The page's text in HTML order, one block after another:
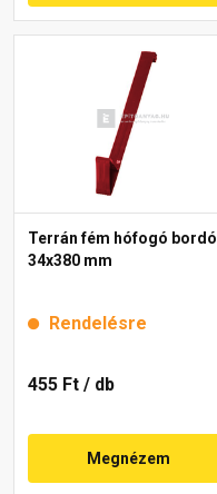
Terrán fém hófogó bordó
34x380 mm
Rendelésre
455 Ft / db
Megnézem